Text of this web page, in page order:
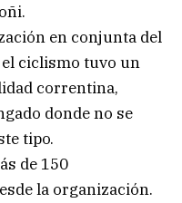
en conjunta del
ciclismo tuvo un
correntina,
donde no se
tipo.
de 150
la organización.